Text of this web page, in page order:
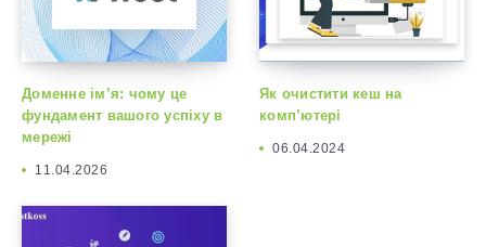
Доменне ім’я: чому це
фундамент вашого успіху в
мережі
11.04.2026
Як очистити кеш на
комп’ютері
06.04.2024